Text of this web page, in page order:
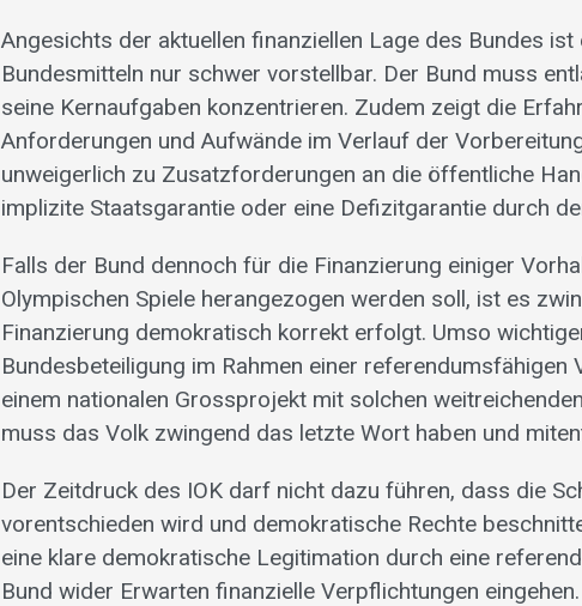
Angesichts der aktuellen finanziellen Lage des Bundes ist
Bundesmitteln nur schwer vorstellbar. Der Bund muss
seine Kernaufgaben konzentrieren. Zudem zeigt die
Anforderungen und Aufwände im Verlauf der
unweigerlich zu Zusatzforderungen an die öffentliche
implizite Staatsgarantie oder eine Defizitgarantie durch
Falls der Bund dennoch für die Finanzierung einiger
Olympischen Spiele herangezogen werden soll, ist es
Finanzierung demokratisch korrekt erfolgt. Umso
Bundesbeteiligung im Rahmen einer referendumsfähigen
einem nationalen Grossprojekt mit solchen
muss das Volk zwingend das letzte Wort haben und
Der Zeitdruck des IOK darf nicht dazu führen, dass die
vorentschieden wird und demokratische Rechte
eine klare demokratische Legitimation durch eine
Bund wider Erwarten finanzielle Verpflichtungen eingehen.